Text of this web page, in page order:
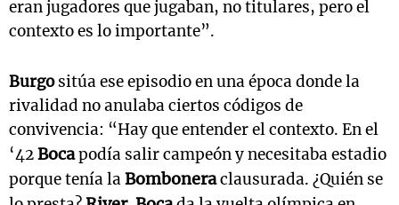
eran jugadores que jugaban, no titulares, pero el
contexto es lo importante”.
Burgositúa ese episodio en una época donde la
rivalidad no anulaba ciertos códigos de
convivencia: “Hay que entender el contexto. En el
‘42Bocapodía salir campeón y necesitaba estadio
porque tenía laBomboneraclausurada. ¿Quién se